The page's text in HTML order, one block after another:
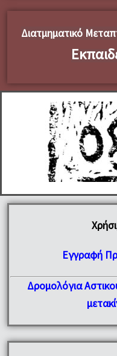
Διατμηματικό
Εγγραφή
Δρομολόγια